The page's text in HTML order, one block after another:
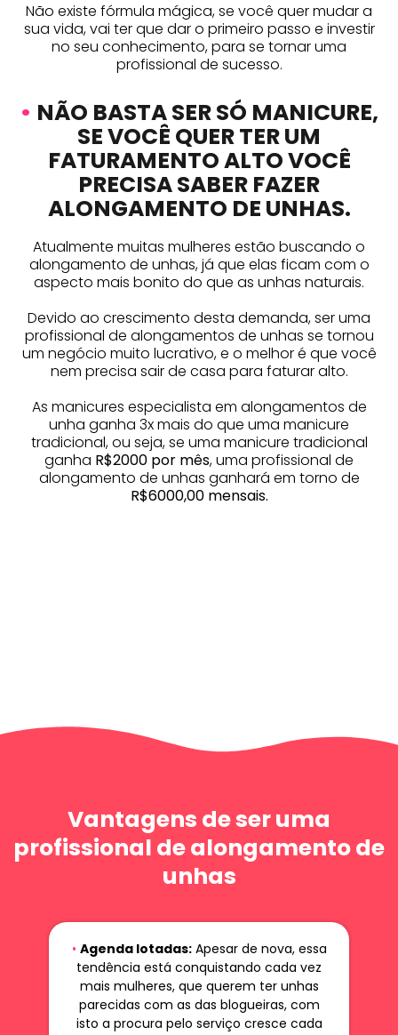
Não existe fórmula mágica, se você quer mudar a
sua vida, vai ter que dar o primeiro passo e investir
no seu conhecimento, para se tornar uma
profissional de sucesso.
• NÃO BASTA SER SÓ MANICURE,
SE VOCÊ QUER TER UM
FATURAMENTO ALTO VOCÊ
PRECISA SABER FAZER
ALONGAMENTO DE UNHAS.
Atualmente muitas mulheres estão buscando o
alongamento de unhas, já que elas ficam com o
aspecto mais bonito do que as unhas naturais.
Devido ao crescimento desta demanda, ser uma
profissional de alongamentos de unhas se tornou
um negócio muito lucrativo, e o melhor é que você
nem precisa sair de casa para faturar alto.
As manicures especialista em alongamentos de
unha ganha 3x mais do que uma manicure
tradicional, ou seja, se uma manicure tradicional
ganha R$2000 por mês, uma profissional de
alongamento de unhas ganhará em torno de
R$6000,00 mensais.
Vantagens de ser uma
profissional de alongamento de
unhas
• Agenda lotadas:Apesar de nova, essa
tendência está conquistando cada vez
mais mulheres, que querem ter unhas
parecidas com as das blogueiras, com
isto a procura pelo serviço cresce cada